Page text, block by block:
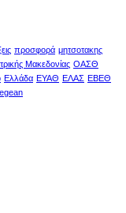
προσφορά μητσοτακης
Μακεδονίας ΟΑΣΘ
Ελλάδα ΕΥΑΘ ΕΛΑΣ ΕΒΕΘ